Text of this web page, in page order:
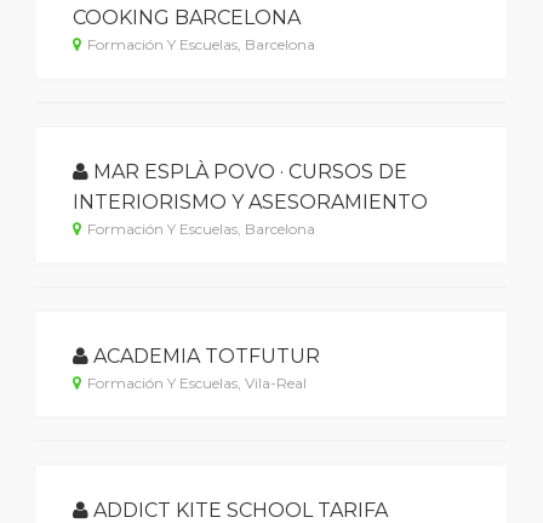
COOKING BARCELONA
Formación Y Escuelas, Barcelona
MAR ESPLÀ POVO · CURSOS DE
INTERIORISMO Y ASESORAMIENTO
Formación Y Escuelas, Barcelona
ACADEMIA TOTFUTUR
Formación Y Escuelas, Vila-Real
ADDICT KITE SCHOOL TARIFA